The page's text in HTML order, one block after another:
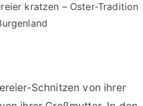
kratzen – Oster-Tradition
Schnitzen von ihrer